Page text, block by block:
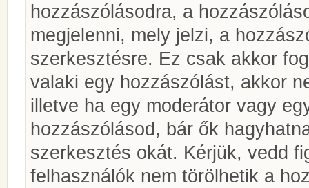
hozzászólásodra, a
megjelenni, mely jelzi, a
szerkesztésre. Ez csak akkor
valaki egy hozzászólást, akkor
illetve ha egy moderátor vagy
hozzászólásod, bár ők
szerkesztés okát. Kérjük, vedd
felhasználók nem törölhetik a